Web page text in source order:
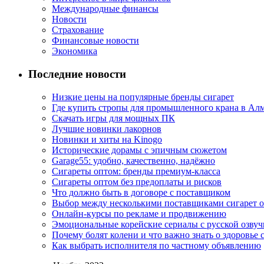
Международные финансы
Новости
Страхование
Финансовые новости
Экономика
Последние новости
Низкие цены на популярные бренды сигарет
Где купить стропы для промышленного крана в
Скачать игры для мощных ПК
Лучшие новинки лакорнов
Новинки и хиты на Kinogo
Исторические дорамы с эпичным сюжетом
Garage55: удобно, качественно, надёжно
Сигареты оптом: бренды премиум-класса
Сигареты оптом без предоплаты и рисков
Что должно быть в договоре с поставщиком
Выбор между несколькими поставщиками сигарет
Онлайн-курсы по рекламе и продвижению
Эмоциональные корейские сериалы с русской
Почему болят колени и что важно знать о здоровье
Как выбрать исполнителя по частному объявлению